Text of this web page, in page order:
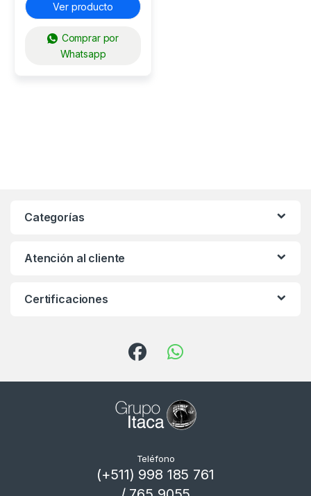
Ver producto
Comprar por
Whatsapp
Categorías
Atención al cliente
Certificaciones
Teléfono
(+511) 998 185 761